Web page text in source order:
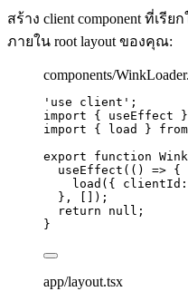
สร้าง client component ที่เรีย
ภายใน root layout ของคุณ:
components/
' use client ' ;
import { useEffect }
import { load } from
export
function
useEffect ( () => {
load ({ clientId:
} ,
[]);
return
null ;
}
app/layout.tsx